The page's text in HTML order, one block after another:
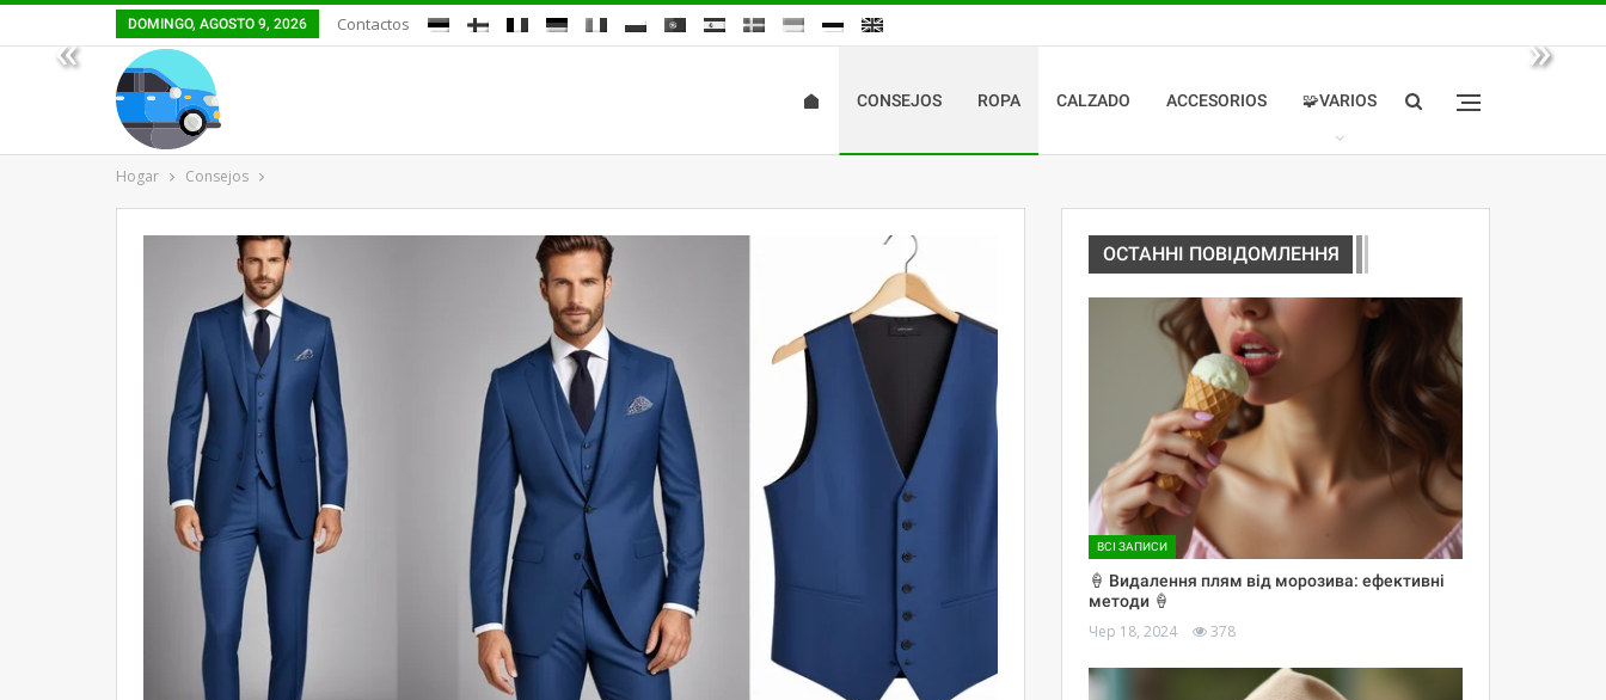
« »
DOMINGO, AGOSTO 9, 2026 Contactos
CONSEJOS ROPA CALZADO ACCESORIOS 🧩VARIOS
Hogar Consejos
ОСТАННІ ПОВІДОМЛЕННЯ
ВСІ ЗАПИСИ
🍦 Видалення плям від морозива: ефективні
методи 🍦
Чер 18, 2024 378